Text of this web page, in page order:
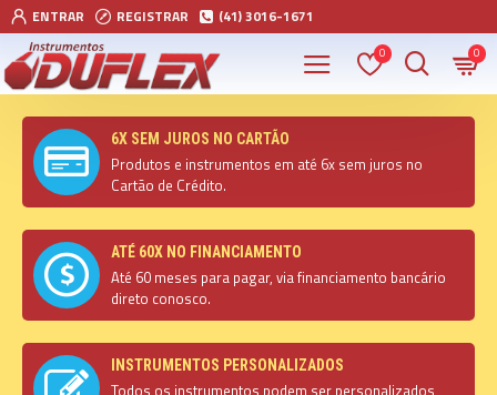
ENTRAR REGISTRAR (41) 3016-1671
0 0
6X SEM JUROS NO CARTÃO
Produtos e instrumentos em até 6x sem juros no
Cartão de Crédito.
ATÉ 60X NO FINANCIAMENTO
Até 60 meses para pagar, via financiamento bancário
direto conosco.
INSTRUMENTOS PERSONALIZADOS
Todos os instrumentos podem ser personalizados